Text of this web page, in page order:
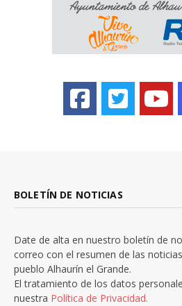
BOLETÍN DE NOTICIAS
Date de alta en nuestro boletín de
correo con el resumen de las
pueblo Alhaurín el Grande.
El tratamiento de los datos
nuestra Política de Privacidad.